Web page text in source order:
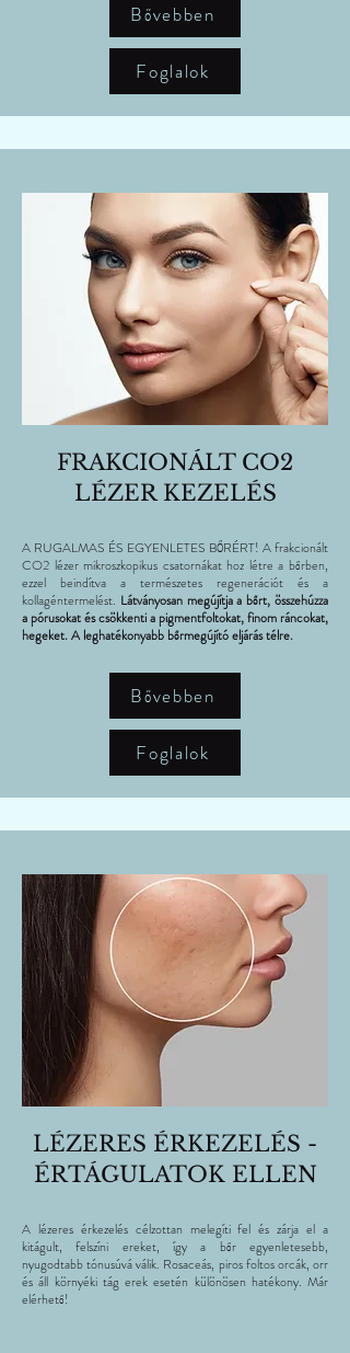
Bővebben
Foglalok
FRAKCIONÁLT CO2
LÉZER KEZELÉS
A RUGALMAS ÉS EGYENLETES BŐRÉRT! A frakcionált
CO2 lézer mikroszkopikus csatornákat hoz létre a bőrben,
ezzel beindítva a természetes regenerációt és a
kollagéntermelést. Látványosan megújítja a bőrt, összehúzza
a pórusokat és csökkenti a pigmentfoltokat, finom ráncokat,
hegeket.A leghatékonyabb bőrmegújító eljárás télre.
Bővebben
Foglalok
LÉZERES ÉRKEZELÉS -
ÉRTÁGULATOK ELLEN
A lézeres érkezelés célzottan melegíti fel és zárja el a
kitágult, felszíni ereket, így a bőr egyenletesebb,
nyugodtabb tónusúvá válik. Rosaceás, piros foltos orcák, orr
és áll környéki tág erek esetén különösen hatékony. Már
elérhető!